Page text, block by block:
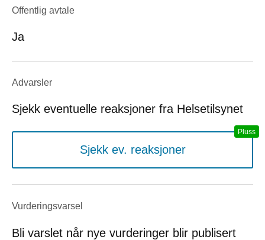
Offentlig avtale
Ja
Advarsler
Sjekk eventuelle reaksjoner fra Helsetilsynet
Sjekk ev. reaksjoner
Vurderings­varsel
Bli varslet når nye vurderinger blir publisert